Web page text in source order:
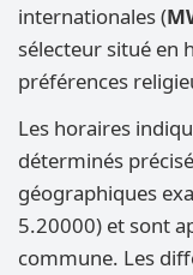
internationales (
sélecteur situé en
préférences
Les horaires
déterminés
géographiques
5.20000) et sont
commune. Les